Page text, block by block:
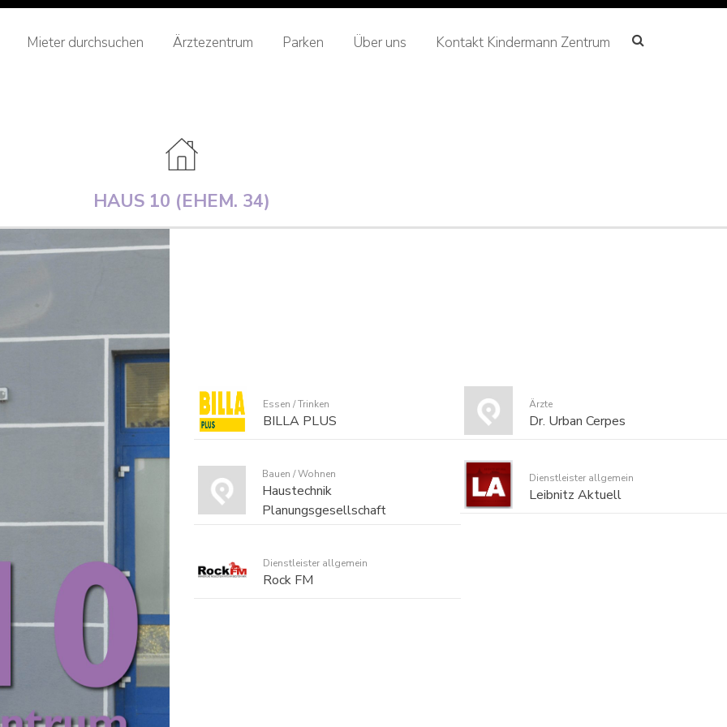
Mieter durchsuchen Ärztezentrum Parken Über uns Kontakt Kindermann Zentrum
HAUS 10 (EHEM. 34)
Essen / Trinken
BILLA PLUS
Ärzte
Dr. Urban Cerpes
Bauen / Wohnen
Haustechnik
Planungsgesellschaft
Dienstleister allgemein
Leibnitz Aktuell
Dienstleister allgemein
Rock FM